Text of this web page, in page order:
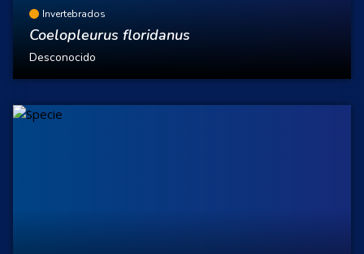
Invertebrados
Coelopleurus floridanus
Desconocido